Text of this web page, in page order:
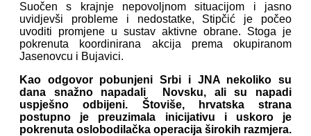
Suočen s krajnje nepovoljnom situacijom i jasno
uvidjevši probleme i nedostatke, Stipčić je počeo
uvoditi promjene u sustav aktivne obrane. Stoga je
pokrenuta koordinirana akcija prema okupiranom
Jasenovcu i Bujavici.
Kao odgovor pobunjeni Srbi i JNA nekoliko su
dana snažno napadali Novsku, ali su napadi
uspješno odbijeni. Štoviše, hrvatska strana
postupno je preuzimala inicijativu i uskoro je
pokrenuta oslobodilačka operacija širokih razmjera.